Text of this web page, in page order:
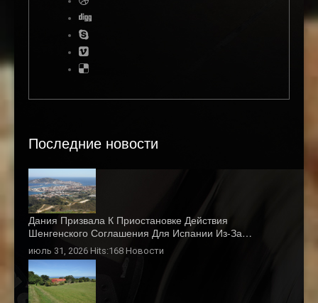
Последние новости
Дания Призвала К Приостановке Действия
Шенгенского Соглашения Для Испании Из-За…
июль 31, 2026 Hits:168 Новости